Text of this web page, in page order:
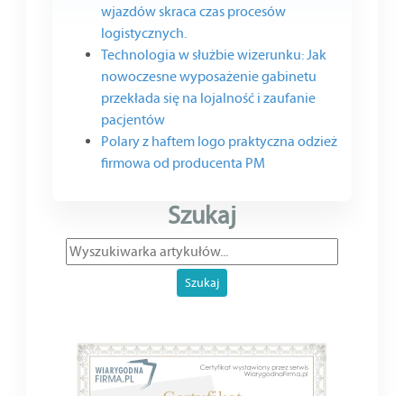
wjazdów skraca czas procesów
logistycznych.
Technologia w służbie wizerunku: Jak
nowoczesne wyposażenie gabinetu
przekłada się na lojalność i zaufanie
pacjentów
Polary z haftem logo praktyczna odzież
firmowa od producenta PM
Szukaj